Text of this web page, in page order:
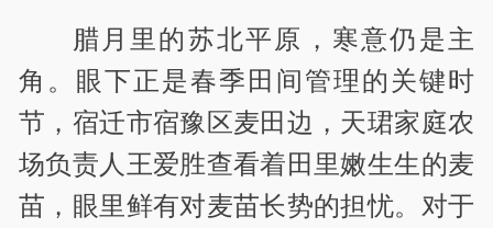
腊月里的苏北平原，寒意仍是主
角。眼下正是春季田间管理的关键时
节，宿迁市宿豫区麦田边，天珺家庭农
场负责人王爱胜查看着田里嫩生生的麦
苗，眼里鲜有对麦苗长势的担忧。对于